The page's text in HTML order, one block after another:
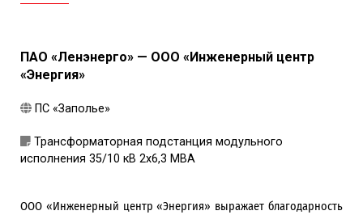
ПАО «Ленэнерго» — ООО «Инженерный центр
«Энергия»
ПС «Заполье»
Трансформаторная подстанция модульного
исполнения 35/10 кВ 2х6,3 МВА
ООО «Инженерный центр «Энергия» выражает благодарность